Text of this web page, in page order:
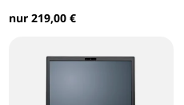
nur 219,00 €